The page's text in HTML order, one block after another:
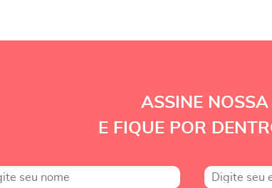
ASSINE
E FIQUE POR